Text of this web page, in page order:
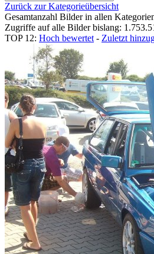
Zurück zur Kategorieübersicht
Gesamtanzahl Bilder in allen
Zugriffe auf alle Bilder bislang:
TOP 12: Hoch bewertet - Zuletzt